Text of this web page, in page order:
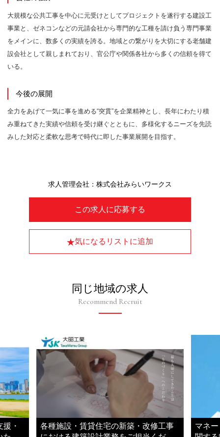
大規模な公共工事を中心に元受けとしてプロジェクトを遂行する建設工
事業と、ゼネコンなどの元請会社から専門的な工種を請け負う専門事業
をメインに、数多くの実績を誇る。地域との繋がりを大切にする老舗建
設会社として親しまれており、官公庁や関係各社から多くの信頼を得て
いる。
今後の展開
全力をあげて一気に事を進める“突貫”を企業精神とし、長年にわたり積
み重ねてきた実績や信頼を受け継ぐとともに、多様化するニーズを先読
みした対応と柔軟な思考で時代に即した事業展開を目指す。
この求人に応募する
気になるリストに追加
求人管理会社：株式会社みらいワークス
同じ地域の求人
Recommend Recruit
・
各種施設・賃貸住宅の新築・改修工事
マネ